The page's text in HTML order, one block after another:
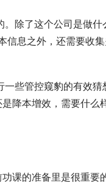
除了这个公司是做
信息之外，还需要收
些管控窥豹的有效
降本增效，需要什么
课的准备里是很重要